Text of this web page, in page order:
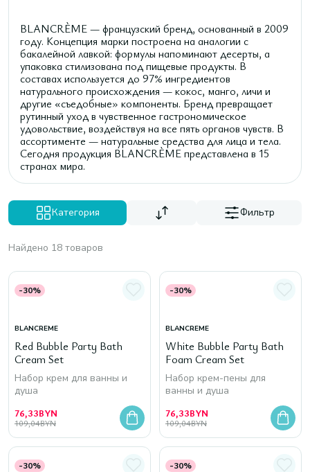
BLANCRÈME — французский бренд, основанный в 2009
году. Концепция марки построена на аналогии с
бакалейной лавкой: формулы напоминают десерты, а
упаковка стилизована под пищевые продукты. В
составах используется до 97% ингредиентов
натурального происхождения — кокос, манго, личи и
другие «съедобные» компоненты. Бренд превращает
рутинный уход в чувственное гастрономическое
удовольствие, воздействуя на все пять органов чувств. В
ассортименте — натуральные средства для лица и тела.
Сегодня продукция BLANCRÈME представлена в 15
странах мира.
Категория Фильтр
Найдено 18 товаров
-30%
BLANCREME
Red Bubble Party Bath
Cream Set
Набор крем для ванны и
душа
76,33BYN
109,04BYN
-30%
BLANCREME
White Bubble Party Bath
Foam Cream Set
Набор крем-пены для
ванны и душа
76,33BYN
109,04BYN
-30% -30%